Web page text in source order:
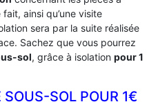
ainsi qu’une visite
sera par la suite réalisée
Sachez que vous pourrez
sol, grâce à isolation pour 1
SOUS-SOL POUR 1€